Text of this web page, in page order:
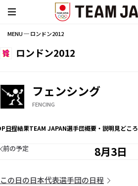
MENU ─ ロンドン2012
ロンドン2012
フェンシング
FENCING
日程結果TEAM JAPAN選手団概要・説明見どころ
8月3日
前の予定
この日の日本代表選手団の日程